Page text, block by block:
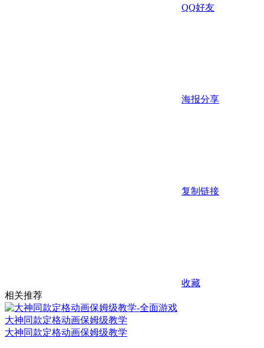
QQ好友
海报分享
复制链接
收藏
相关推荐
大神同款定格动画保姆级教学
大神同款定格动画保姆级教学